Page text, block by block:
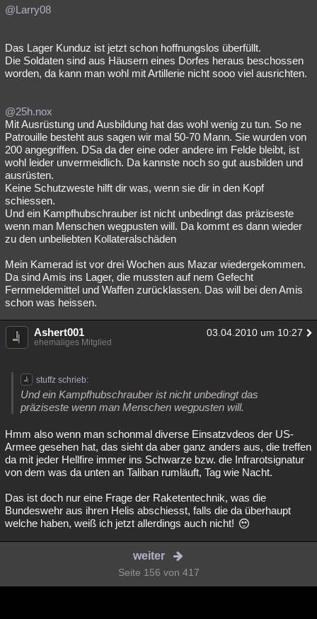
@Larry08
Das Lager Kunduz ist jetzt schon hoffnungslos überfüllt.
Die Soldaten sind aus Häusern eines Dorfes heraus beschossen
worden, da kann man wohl mit Artillerie nicht sooo viel ausrichten.
@25h.nox
Mit Ausrüstung und Ausbildung hat das wohl wenig zu tun. So ne
Patrouille besteht aus sagen wir mal 50-70 Mann. Sie wurden von
200 angegriffen. DSa da der eine oder andere im Felde bleibt, ist
wohl leider unvermeidlich. Da kannste noch so gut ausbilden und
ausrüsten.
Keine Schutzweste hilft dir was, wenn sie dir in den Kopf
schiessen.
Und ein Kampfhubschrauber ist nicht unbedingt das präziseste
wenn man Menschen wegpusten will. Da kommt es dann wieder
zu den unbeliebten Kollateralschäden
Mein Kamerad ist vor drei Wochen aus Mazar wiedergekommen.
Da sind Amis ins Lager, die mussten auf nem Gefecht
Fernmeldemittel und Waffen zurücklassen. Das will bei den Amis
schon was heissen.
Ashert001 03.04.2010 um 10:27
ehemaliges Mitglied
stuffz schrieb:
Und ein Kampfhubschrauber ist nicht unbedingt das
präziseste wenn man Menschen wegpusten will.
Hmm also wenn man schonmal diverse Einsatzvdeos der US-
Armee gesehen hat, das sieht da aber ganz anders aus, die treffen
da mit jeder Hellfire immer ins Schwarze bzw. die Infrarotsignatur
von dem was da unten an Taliban rumläuft, Tag wie Nacht.
Das ist doch nur eine Frage der Raketentechnik, was die
Bundeswehr aus ihren Helis abschiesst, falls die da überhaupt
welche haben, weiß ich jetzt allerdings auch nicht!
weiter
Seite 156 von 417